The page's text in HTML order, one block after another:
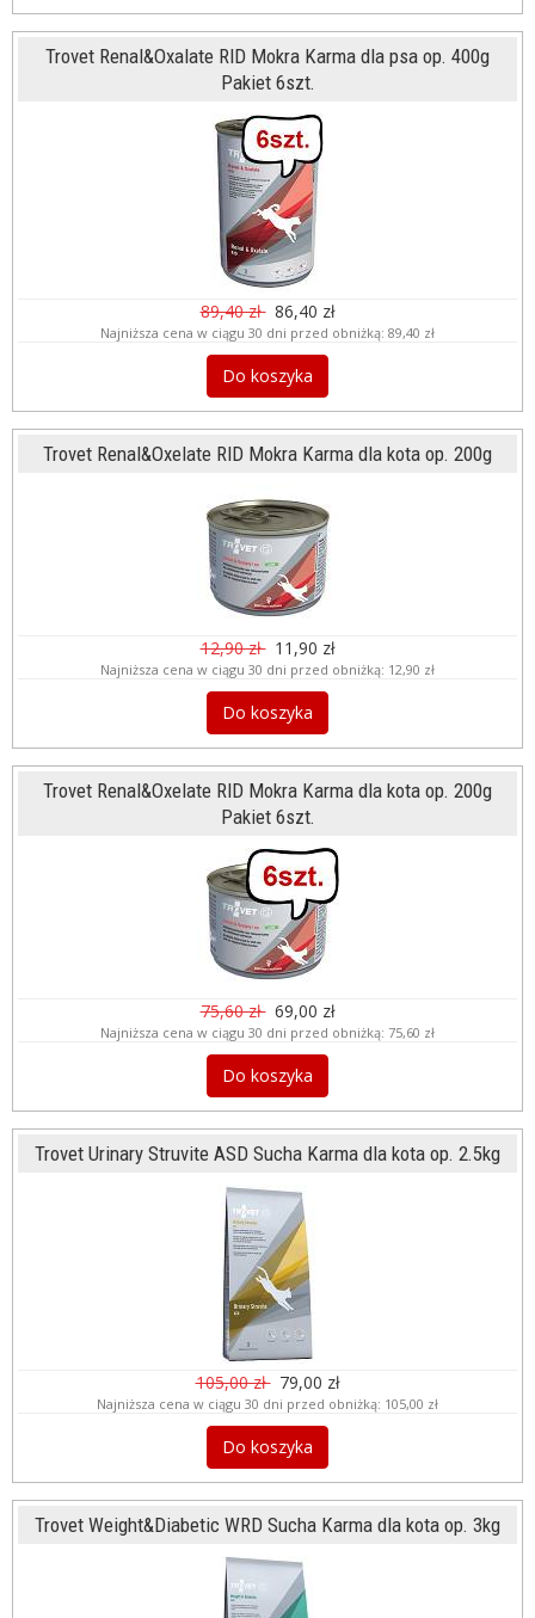
Trovet Renal&Oxalate RID Mokra Karma dla psa op. 400g
Pakiet 6szt.
89,40 zł 86,40 zł
Najniższa cena w ciągu 30 dni przed obniżką: 89,40 zł
Do koszyka
Trovet Renal&Oxelate RID Mokra Karma dla kota op. 200g
12,90 zł 11,90 zł
Najniższa cena w ciągu 30 dni przed obniżką: 12,90 zł
Do koszyka
Trovet Renal&Oxelate RID Mokra Karma dla kota op. 200g
Pakiet 6szt.
75,60 zł 69,00 zł
Najniższa cena w ciągu 30 dni przed obniżką: 75,60 zł
Do koszyka
Trovet Urinary Struvite ASD Sucha Karma dla kota op. 2.5kg
105,00 zł 79,00 zł
Najniższa cena w ciągu 30 dni przed obniżką: 105,00 zł
Do koszyka
Trovet Weight&Diabetic WRD Sucha Karma dla kota op. 3kg